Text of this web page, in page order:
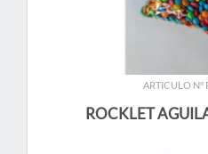
ARTICULO N°
ROCKLET